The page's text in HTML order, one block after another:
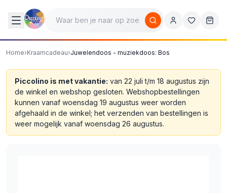
Home›Kraamcadeau›Juwelendoos - muziekdoos: Bos
Piccolino is met vakantie: van 22 juli t/m 18 augustus zijn
de winkel en webshop gesloten. Webshopbestellingen
kunnen vanaf woensdag 19 augustus weer worden
afgehaald in de winkel; het verzenden van bestellingen is
weer mogelijk vanaf woensdag 26 augustus.